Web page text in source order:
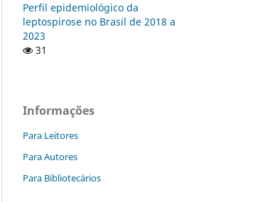
Perfil epidemiológico da
leptospirose no Brasil de 2018 a
2023
31
Informações
Para Leitores
Para Autores
Para Bibliotecários